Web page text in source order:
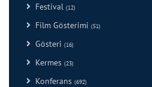
Festival (12)
Film Gösterimi (51)
Gösteri (16)
Kermes (23)
Konferans (692)